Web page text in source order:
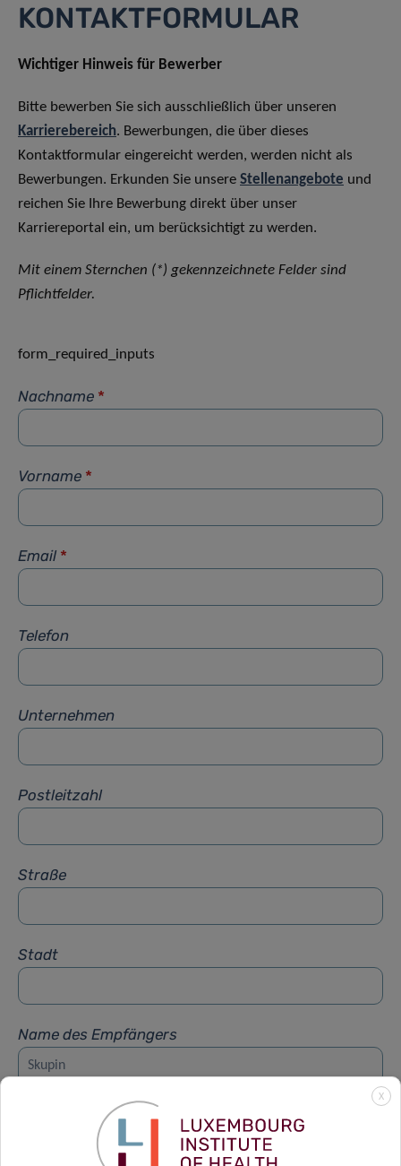
KONTAKTFORMULAR
Wichtiger Hinweis für Bewerber
Bitte bewerben Sie sich ausschließlich über unseren
Karrierebereich. Bewerbungen, die über dieses
Kontaktformular eingereicht werden, werden nicht als
Bewerbungen. Erkunden Sie unsere Stellenangebote und
reichen Sie Ihre Bewerbung direkt über unser
Karriereportal ein, um berücksichtigt zu werden.
Mit einem Sternchen (*) gekennzeichnete Felder sind
Pflichtfelder.
form_required_inputs
Nachname *
Vorname *
Email *
Telefon
Unternehmen
Postleitzahl
Straße
Stadt
Name des Empfängers
Vorname des Empfängers
X